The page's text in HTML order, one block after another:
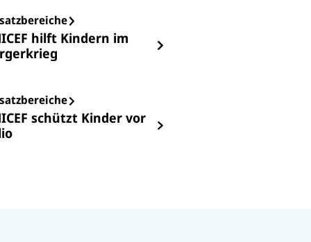
hilft Kindern im
schützt Kinder vor